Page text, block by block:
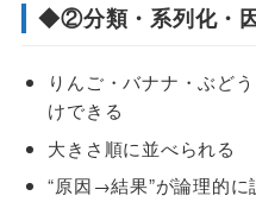
◆②分類・系列化・
りんご・バナナ・ぶど
けできる
大きさ順に並べられる
“原因→結果”が論理的に